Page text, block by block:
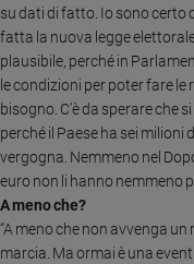
Riflessioni
Foto
Video
Podcast
su dati di fatto. Io sono certo
fatta la nuova legge
plausibile, perché in
le condizioni per poter fare le
bisogno. C’è da sperare che
perché il Paese ha sei milioni
vergogna. Nemmeno nel
euro non li hanno nemmeno
A meno che?
“A meno che non avvenga
marcia. Ma ormai è una